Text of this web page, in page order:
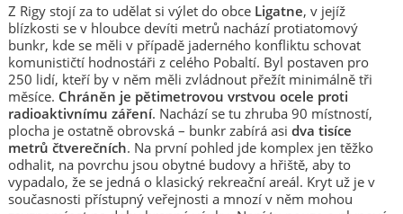
Z Rigy stojí za to udělat si výlet do obce Ligatne, v jejíž
blízkosti se v hloubce devíti metrů nachází protiatomový
bunkr, kde se měli v případě jaderného konfliktu schovat
komunističtí hodnostáři z celého Pobaltí. Byl postaven pro
250 lidí, kteří by v něm měli zvládnout přežít minimálně tři
měsíce. Chráněn je pětimetrovou vrstvou ocele proti
radioaktivnímu záření. Nachází se tu zhruba 90 místností,
plocha je ostatně obrovská – bunkr zabírá asi dva tisíce
metrů čtverečních. Na první pohled jde komplex jen těžko
odhalit, na povrchu jsou obytné budovy a hřiště, aby to
vypadalo, že se jedná o klasický rekreační areál. Kryt už je v
současnosti přístupný veřejnosti a mnozí v něm mohou